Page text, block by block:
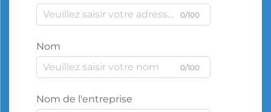
0/100
Nom
0/100
Nom de l'entreprise